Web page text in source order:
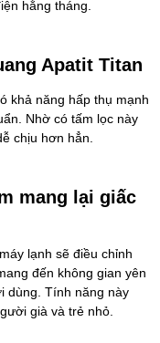
hằng tháng.
Apatit Titan
khả năng hấp thụ mạnh
Nhờ có tấm lọc này
chịu hơn hẳn.
mang lại giấc
lạnh sẽ điều chỉnh
đến không gian yên
dùng. Tính năng này
già và trẻ nhỏ.